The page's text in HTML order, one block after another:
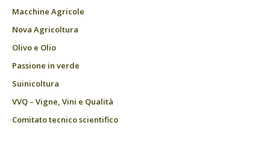
Macchine Agricole
Nova Agricoltura
Olivo e Olio
Passione in verde
Suinicoltura
VVQ – Vigne, Vini e Qualità
Comitato tecnico scientifico